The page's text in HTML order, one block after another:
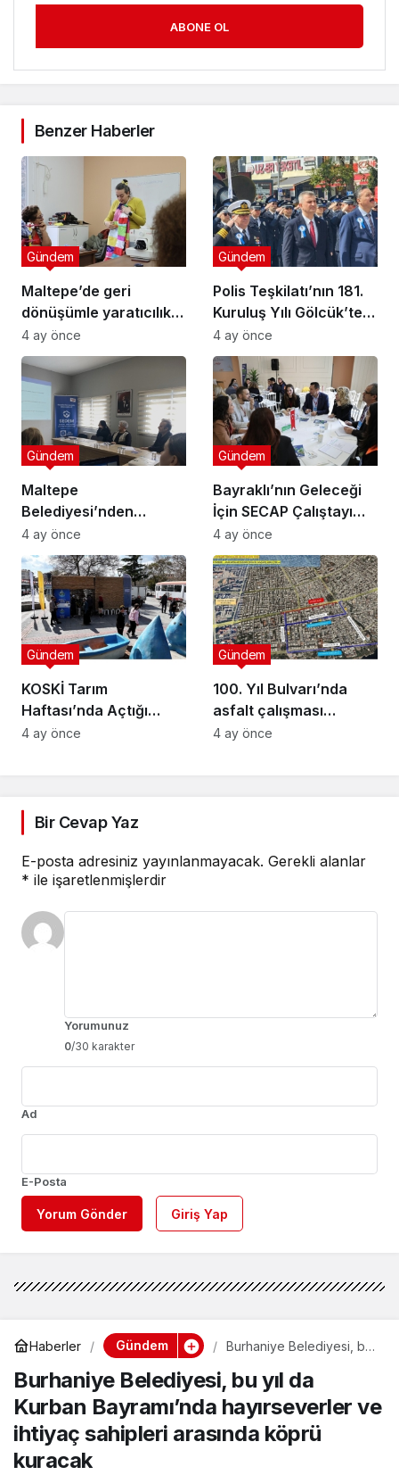
ABONE OL
Benzer Haberler
Maltepe’de geri
dönüşümle yaratıcılık
buluştu
Gündem
4 ay önce
Polis Teşkilatı’nın 181.
Kuruluş Yılı Gölcük’te
Törenle Kutlandı
Gündem
4 ay önce
Maltepe
Belediyesi’nden
Muhtarlara Toplumsal
Cinsiyet Eşitliği
Semineri
Gündem
4 ay önce
Bayraklı’nın Geleceği
İçin SECAP Çalıştayı
Düzenlendi
Gündem
4 ay önce
KOSKİ Tarım
Haftası’nda Açtığı
Stantta Su Tasarrufu
Gündem
4 ay önce
100. Yıl Bulvarı’nda
asfalt çalışması
gerçekleştirilecek
Gündem
4 ay önce
Bir Cevap Yaz
E-posta adresiniz yayınlanmayacak. Gerekli alanlar
* ile işaretlenmişlerdir
Yorumunuz
0/30 karakter
Ad
E-Posta
Yorum Gönder Giriş Yap
Haberler Gündem
Burhaniye Belediyesi, bu
Bayramı’nda
hayırseverler ve ihtiyaç
sahipleri arasında köprü
kuracak
Burhaniye Belediyesi, bu yıl da
Kurban Bayramı’nda hayırseverler ve
ihtiyaç sahipleri arasında köprü
kuracak